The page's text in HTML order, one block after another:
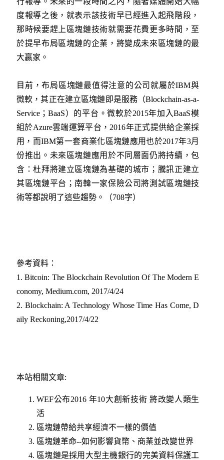
度報導之後，就表示該技術早已經進入起飛階段，
那時候要趕上區塊鏈技術就需要花費更多時間，至
於提早布局區塊鏈的企業，將變成未來區塊鏈的最
大贏家。
目前，布局區塊鏈最值得注意的公司就屬於IBM與
微軟，其正在建立區塊鏈即是服務（Blockchain-as-a-
Service；BaaS）的平台。微軟於2015年加入BaaS模
組於Azure雲端運算平台，2016年正式提供給企業採
用，而IBM第一套商業化區塊鏈應用也於2017年3月
份推出。未來區塊鏈應用於不同層面仍將持續，包
含：杜拜將建立區塊鏈為基礎的城市；騰訊正建立
其區塊鏈平台；南韓一家保險公司將測試區塊鏈技
術等都說明了這些趨勢。（708字）
參考資料：
1. Bitcoin: The Blockchain Revolution Of The Modern E
conomy, Medium.com, 2017/4/24
2. Blockchain: A Technology Whose Time Has Come, D
aily Reckoning,2017/4/22
本站相關文章:
WEF公布2016 年10大創新技術 將改變人類生
活
區塊鏈帶給共享經濟不一樣的價值
區塊鏈革命--如何影響貨幣、商業並改變世界
區塊鏈是採用大型主機銀行的完美資料保護工